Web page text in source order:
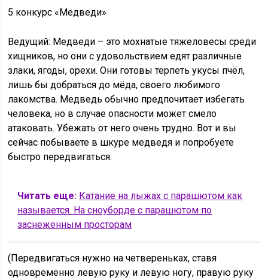
5 конкурс «Медведи»
Ведущий: Медведи – это мохнатые тяжеловесы среди
хищников, но они с удовольствием едят различные
злаки, ягоды, орехи. Они готовы терпеть укусы пчёл,
лишь бы добраться до мёда, своего любимого
лакомства. Медведь обычно предпочитает избегать
человека, но в случае опасности может смело
атаковать. Убежать от него очень трудно. Вот и вы
сейчас побываете в шкуре медведя и попробуете
быстро передвигаться.
Читать еще: Катание на лыжах с парашютом как
называется. На сноуборде с парашютом по
заснеженным просторам
(Передвигаться нужно на четвереньках, ставя
одновременно левую руку и левую ногу, правую руку